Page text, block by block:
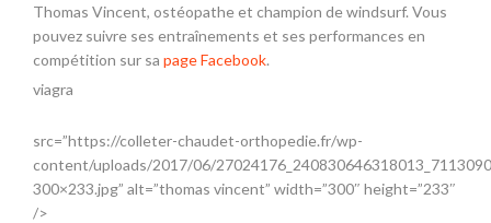
Thomas Vincent, ostéopathe et champion de windsurf. Vous
pouvez suivre ses entraînements et ses performances en
compétition sur sa page Facebook.
viagra
src=”https://colleter-chaudet-orthopedie.fr/wp-
content/uploads/2017/06/
300×233.jpg” alt=”thomas vincent” width=”300″ height=”233″
/>